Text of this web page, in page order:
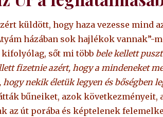
küldött, hogy haza vezesse mind
házában sok hajlékok vannak”-
sőt mi több bele kellett
fizetnie azért, hogy a mindeneket
nekik életük legyen és bőségben
bűneiket, azok következményeit,
az út porába és képtelenek